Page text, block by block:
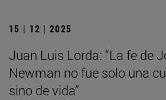
15 | 12 | 2025
Juan Luis Lorda: “La fe de
Newman no fue solo una
sino de vida”